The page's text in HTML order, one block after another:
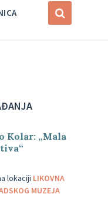
Kolar: „Mala
lokaciji LIKOVNA
MUZEJA